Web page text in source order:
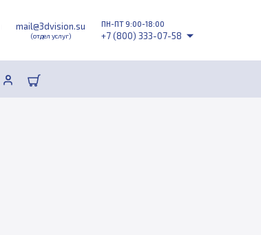
mail@3dvision.su
(отдел услуг)
ПН-ПТ 9:00-18:00
+7 (800) 333-07-58